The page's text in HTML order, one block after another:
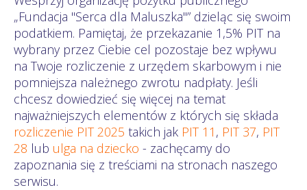
„Fundacja "Serca dla Maluszka"” dzieląc się swoim
podatkiem. Pamiętaj, że przekazanie 1,5% PIT na
wybrany przez Ciebie cel pozostaje bez wpływu
na Twoje rozliczenie z urzędem skarbowym i nie
pomniejsza należnego zwrotu nadpłaty. Jeśli
chcesz dowiedzieć się więcej na temat
najważniejszych elementów z których się składa
rozliczenie PIT 2025 takich jak PIT 11 , PIT 37, PIT
28 lub ulga na dziecko - zachęcamy do
zapoznania się z treściami na stronach naszego
serwisu.